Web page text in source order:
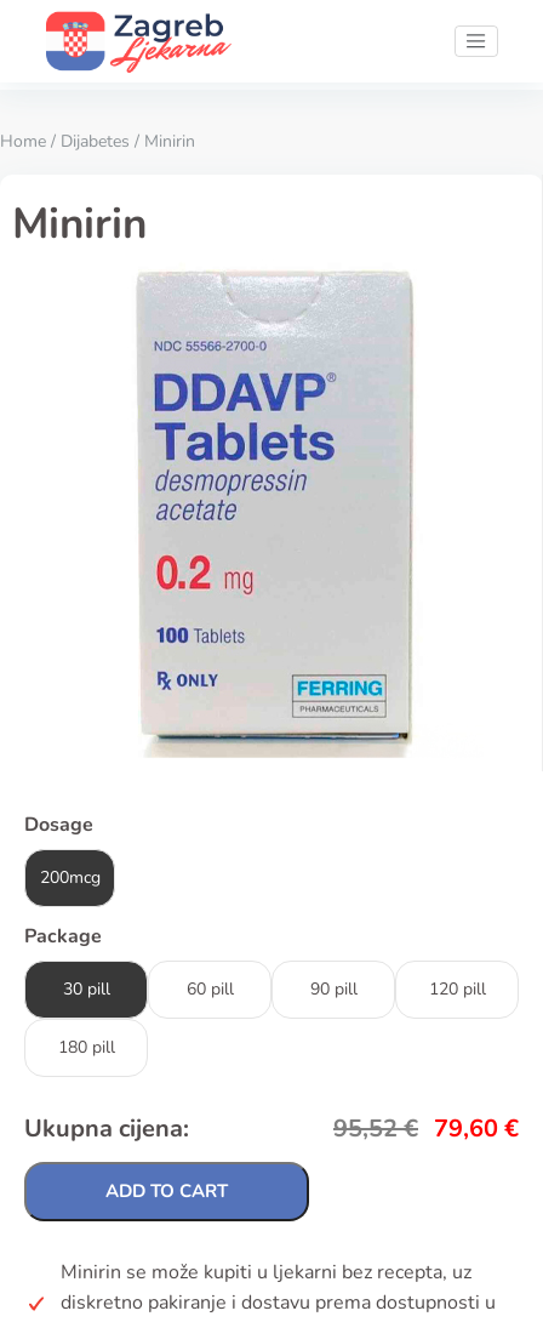
Home / Dijabetes / Minirin
Minirin
Dosage
200mcg
Package
30 pill 60 pill 90 pill 120 pill
180 pill
Ukupna cijena: 95,52€ 79,60€
ADD TO CART
Minirin se može kupiti u ljekarni bez recepta, uz
diskretno pakiranje i dostavu prema dostupnosti u